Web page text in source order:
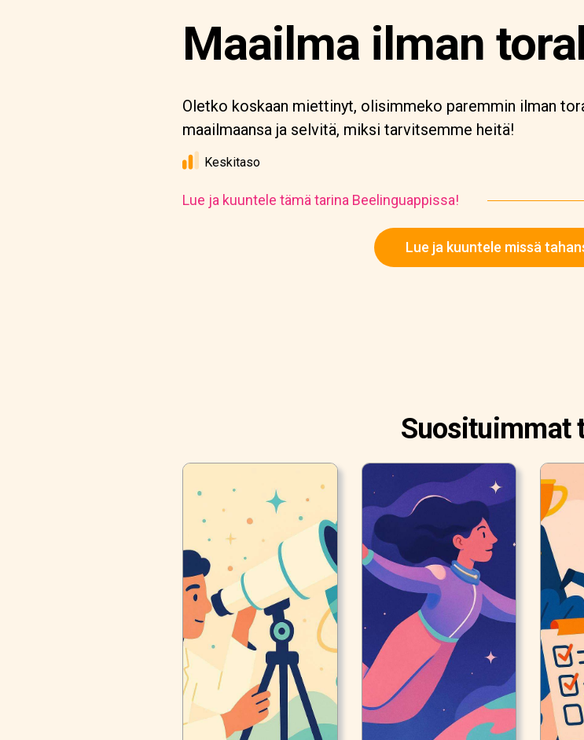
Maailma ilman
Oletko koskaan miettinyt, olisimmeko paremmin ilman
maailmaansa ja selvitä, miksi tarvitsemme heitä!
Keskitaso
Lue ja kuuntele tämä tarina Beelinguappissa!
Lue ja kuuntele missä
Suosituimmat